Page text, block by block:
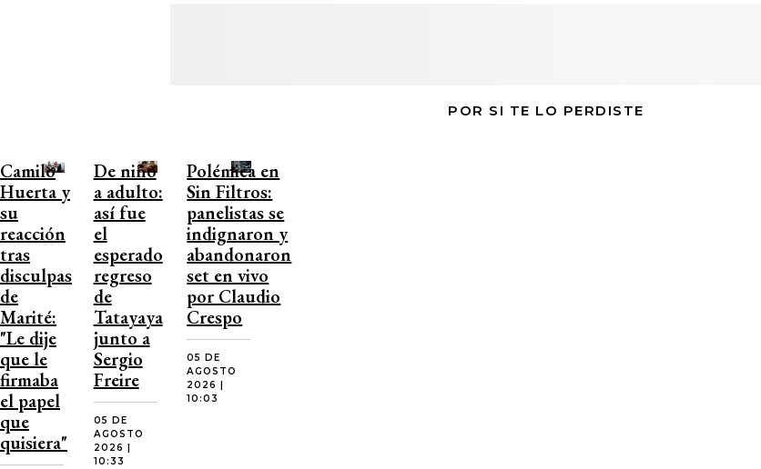
POR SI TE LO PERDISTE
Camilo
Huerta y
su
reacción
tras
disculpas
de
Marité:
"Le dije
que le
firmaba
el papel
que
quisiera"
De niño
a adulto:
así fue
el
esperado
regreso
de
Tatayaya
junto a
Sergio
Freire
05 DE
AGOSTO
2026 |
10:33
Polémica en
Sin Filtros:
panelistas se
indignaron y
abandonaron
set en vivo
por Claudio
Crespo
05 DE
AGOSTO
2026 |
10:03